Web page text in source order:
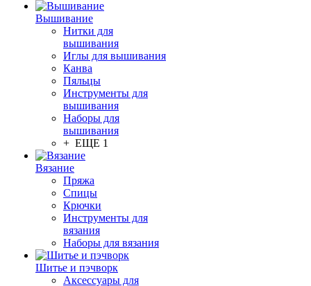
Вышивание
Нитки для
вышивания
Иглы для вышивания
Канва
Пяльцы
Инструменты для
вышивания
Наборы для
вышивания
+ ЕЩЕ 1
Вязание
Пряжа
Спицы
Крючки
Инструменты для
вязания
Наборы для вязания
Шитье и пэчворк
Аксессуары для